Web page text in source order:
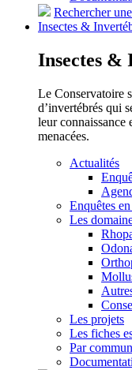
Rechercher
Insectes &
Insectes &
Le Conservatoire
d’invertébrés qui
leur connaissance
menacées.
Actualités
Enquêtes
Les
Les projets
Les fiches
Par